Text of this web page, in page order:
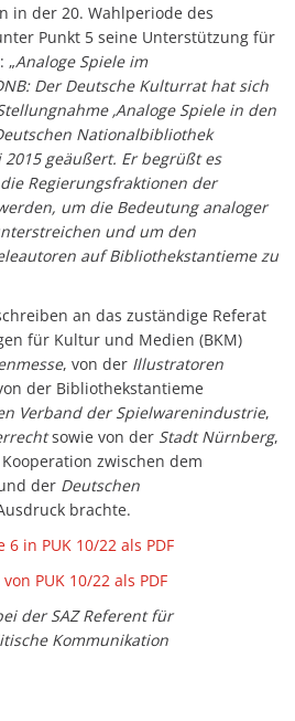
in der 20. Wahlperiode des
Punkt 5 seine Unterstützung für
„Analoge Spiele im
Der Deutsche Kulturrat hat sich
‚Analoge Spiele in den
Nationalbibliothek
2015 geäußert. Er begrüßt es
Regierungsfraktionen der
um die Bedeutung analoger
und um den
auf Bibliothekstantieme zu
an das zuständige Referat
für Kultur und Medien (BKM)
, von der Illustratoren
der Bibliothekstantieme
Verband der Spielwarenindustrie,
sowie von der Stadt Nürnberg,
zwischen dem
der Deutschen
brachte.
in PUK 10/22 als PDF
PUK 10/22 als PDF
der SAZ Referent für
Kommunikation